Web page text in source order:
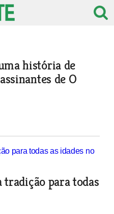
história de
de O
tradição para todas